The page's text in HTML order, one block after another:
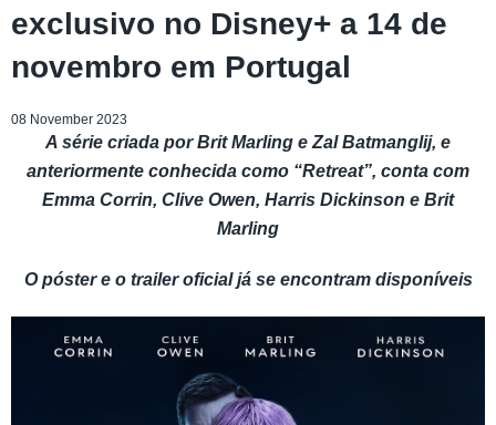
exclusivo no Disney+ a 14 de
novembro em Portugal
08 November 2023
A série criada por Brit Marling e Zal Batmanglij, e
anteriormente conhecida como “Retreat”, conta com
Emma Corrin, Clive Owen, Harris Dickinson e Brit
Marling
O póster e o trailer oficial já se encontram disponíveis